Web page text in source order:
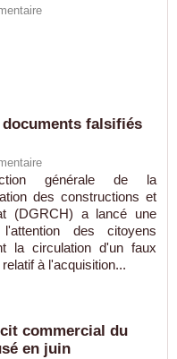
documents falsifiés
générale de la
des constructions et
(DGRCH) a lancé une
des citoyens
la circulation d'un faux
à l'acquisition...
commercial du
en juin